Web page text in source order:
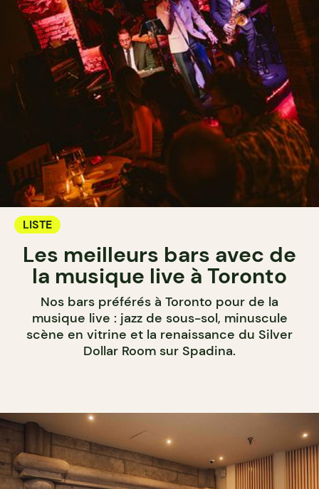
LISTE
Les meilleurs bars avec de
la musique live à Toronto
Nos bars préférés à Toronto pour de la
musique live : jazz de sous-sol, minuscule
scène en vitrine et la renaissance du Silver
Dollar Room sur Spadina.